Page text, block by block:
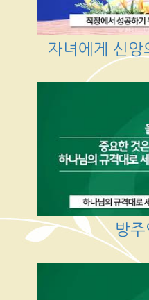
자녀에게 신앙
방주